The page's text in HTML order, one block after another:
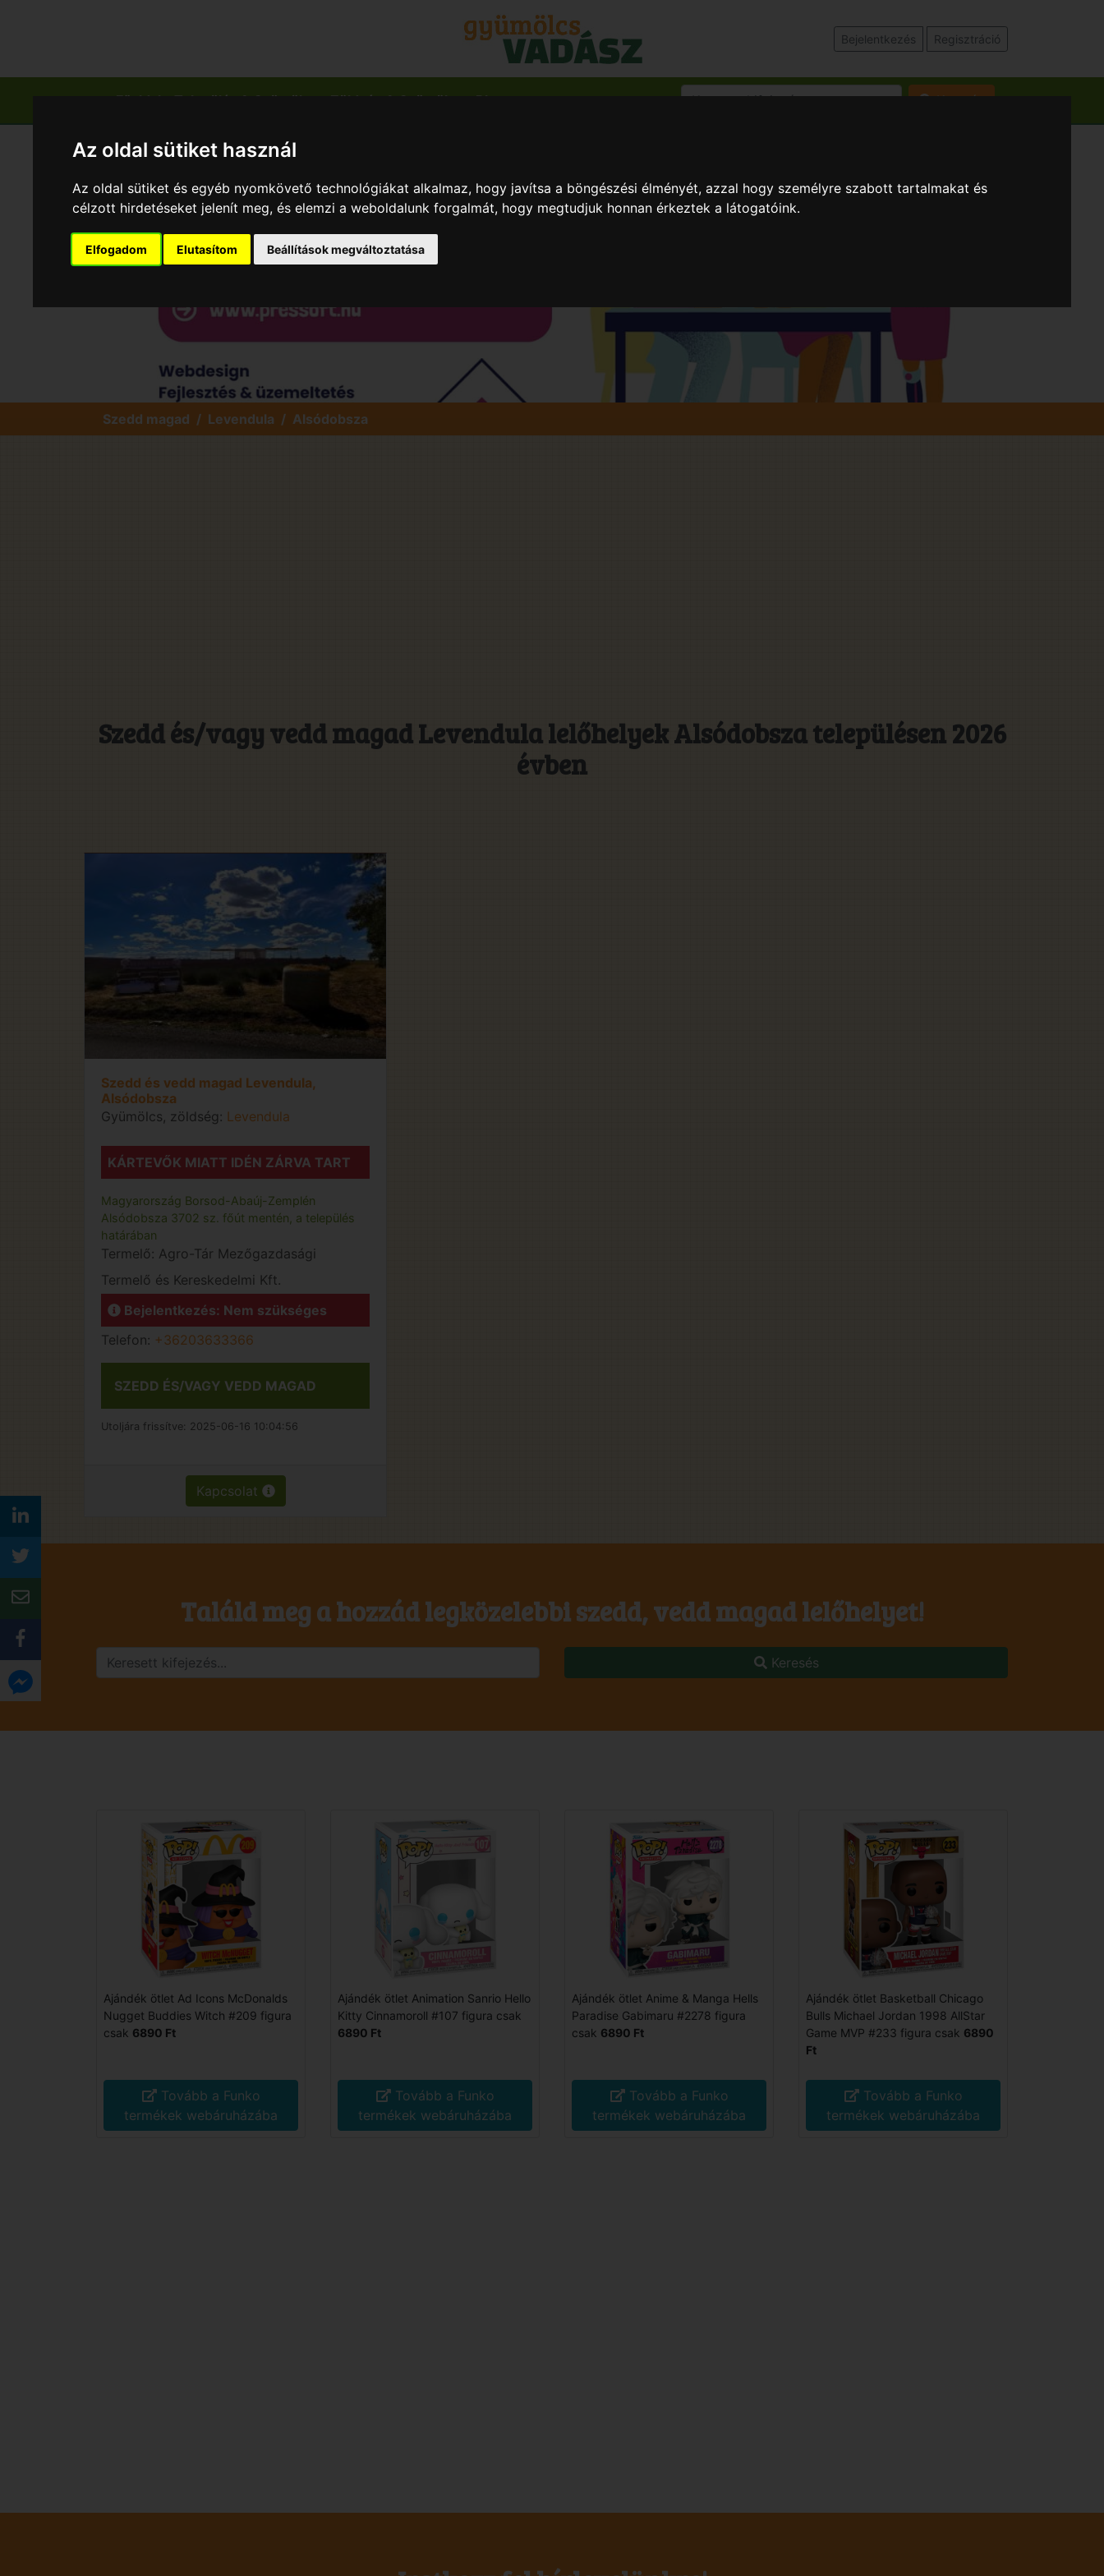
Az oldal sütiket használ
Az oldal sütiket és egyéb nyomkövető technológiákat alkalmaz, hogy javítsa a böngészési élményét, azzal hogy személyre szabott tartalmakat és
célzott hirdetéseket jelenít meg, és elemzi a weboldalunk forgalmát, hogy megtudjuk honnan érkeztek a látogatóink.
Elfogadom Elutasítom Beállítások megváltoztatása
Bejelentkezés Regisztráció
Főoldal Település & Gyümölcs Zöldség & Gyümölcs Blog Keresés
Szedd magad Levendula Alsódobsza
Szedd és/vagy vedd magad Levendula lelőhelyek Alsódobsza településen 2026
évben
Szedd és vedd magad Levendula,
Alsódobsza
Gyümölcs, zöldség: Levendula
KÁRTEVŐK MIATT IDÉN ZÁRVA TART
Magyarország Borsod-Abaúj-Zemplén
Alsódobsza 3702 sz. főút mentén, a település
határában
Termelő: Agro-Tár Mezőgazdasági
Termelő és Kereskedelmi Kft.
Bejelentkezés: Nem szükséges
Telefon: +36203633366
SZEDD ÉS/VAGY VEDD MAGAD
Utoljára frissítve: 2025-06-16 10:04:56
Kapcsolat
Találd meg a hozzád legközelebbi szedd, vedd magad lelőhelyet!
Keresés
Ajándék ötlet Ad Icons McDonalds
Nugget Buddies Witch #209 figura
csak 6890 Ft
Tovább a Funko
termékek webáruházába
Ajándék ötlet Animation Sanrio Hello
Kitty Cinnamoroll #107 figura csak
6890 Ft
Tovább a Funko
termékek webáruházába
Ajándék ötlet Anime & Manga Hells
Paradise Gabimaru #2278 figura
csak 6890 Ft
Tovább a Funko
termékek webáruházába
Ajándék ötlet Basketball Chicago
Bulls Michael Jordan 1998 AllStar
Game MVP #233 figura csak 6890
Ft
Tovább a Funko
termékek webáruházába